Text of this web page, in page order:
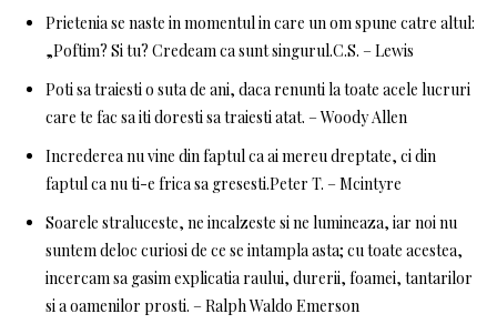
Prietenia se naste in momentul in care un om spune catre altul:
„Poftim? Si tu? Credeam ca sunt singurul.C.S. – Lewis
Poti sa traiesti o suta de ani, daca renunti la toate acele lucruri
care te fac sa iti doresti sa traiesti atat. – Woody Allen
Increderea nu vine din faptul ca ai mereu dreptate, ci din
faptul ca nu ti-e frica sa gresesti.Peter T. – Mcintyre
Soarele straluceste, ne incalzeste si ne lumineaza, iar noi nu
suntem deloc curiosi de ce se intampla asta; cu toate acestea,
incercam sa gasim explicatia raului, durerii, foamei, tantarilor
si a oamenilor prosti. – Ralph Waldo Emerson